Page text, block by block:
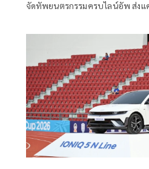
จัดทัพยนตรกรรมครบไลน์อัพ ส่งแ